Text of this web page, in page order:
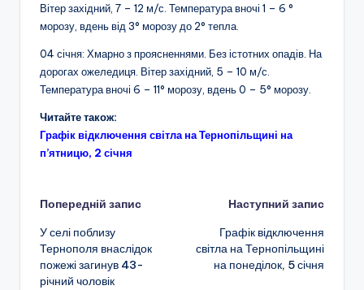
Вітер західний, 7 – 12 м/с. Температура вночі 1 – 6 °
морозу, вдень від 3° морозу до 2° тепла.
04 січня: Хмарно з проясненнями. Без істотних опадів. На
дорогах ожеледиця. Вітер західний, 5 – 10 м/с.
Температура вночі 6 – 11° морозу, вдень 0 – 5° морозу.
Читайте також:
Графік відключення світла на Тернопільщині на
п’ятницю, 2 січня
Навігація
по
запису
Попередній запис
У селі поблизу
Тернополя внаслідок
пожежі загинув 43-
річний чоловік
Наступний запис
Графік відключення
світла на Тернопільщині
на понеділок, 5 січня